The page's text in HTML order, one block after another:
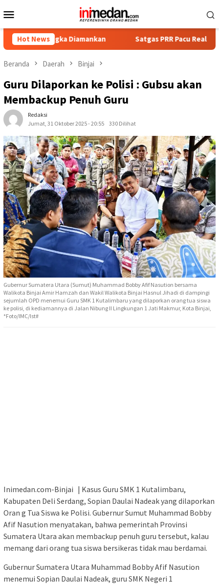
ke
Mobile
Hot News
Diamankan Satgas PRR Pacu Realisasi Tambahan
Beranda Daerah Binjai
Guru Dilaporkan ke Polisi : Gubsu akan
Membackup Penuh Guru
Redaksi
Jumat, 31 Oktober 2025 - 20:55
330 Dilihat
Gubernur Sumatera Utara (Sumut) Muhammad Bobby Afif Nasution bersama
Walikota Binjai Amir Hamzah dan Wakil Walikota Binjai Hasnul Jihadi di dampingi
sejumlah OPD menemui Guru SMK 1 Kutalimbaru yang dilaporkan orang tua siswa
ke polisi, di kediamannya di Jalan Nibung II Lingkungan 1 Jati Makmur, Kota Binjai,
*Foto/IMC/Ist#
Inimedan.com-Binjai | Kasus Guru SMK 1 Kutalimbaru,
Kabupaten Deli Serdang, Sopian Daulai Nadeak yang dilaporkan
Oran g Tua Siswa ke Polisi. Gubernur Sumut Muhammad Bobby
Afif Nasution menyatakan, bahwa pemerintah Provinsi
Sumatera Utara akan membackup penuh guru tersebut, kalau
memang dari orang tua siswa bersikeras tidak mau berdamai.
Gubernur Sumatera Utara Muhammad Bobby Afif Nasution
menemui Sopian Daulai Nadeak, guru SMK Negeri 1